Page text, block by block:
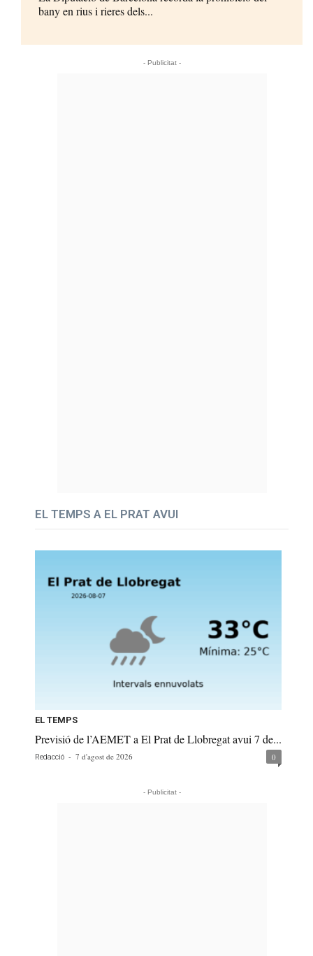
bany en rius i rieres dels...
- Publicitat -
EL TEMPS A EL PRAT AVUI
EL TEMPS
Previsió de l’AEMET a El Prat de Llobregat avui 7 de...
Redacció - 7 d'agost de 2026 0
- Publicitat -